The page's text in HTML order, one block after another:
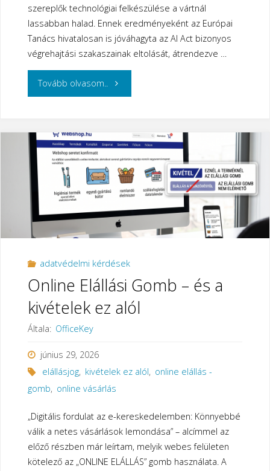
szereplők technológiai felkészülése a vártnál
lassabban halad. Ennek eredményeként az Európai
Tanács hivatalosan is jóváhagyta az AI Act bizonyos
végrehajtási szakaszainak eltolását, átrendezve …
Tovább olvasom.. "Módosultak
Act
felkészülési
határidői"
adatvédelmi kérdések
Online Elállási Gomb – és a
kivételek ez alól
Általa: OfficeKey
június 29, 2026
elállásjog, kivételek ez alól, online elállás -
gomb, online vásárlás
„Digitális fordulat az e-kereskedelemben: Könnyebbé
válik a netes vásárlások lemondása” – alcímmel az
előző részben már leírtam, melyik webes felületen
kötelező az „ONLINE ELÁLLÁS” gomb használata. A